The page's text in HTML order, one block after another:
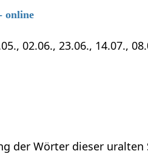
online
02.06., 23.06., 14.07.,
der Wörter dieser uralten